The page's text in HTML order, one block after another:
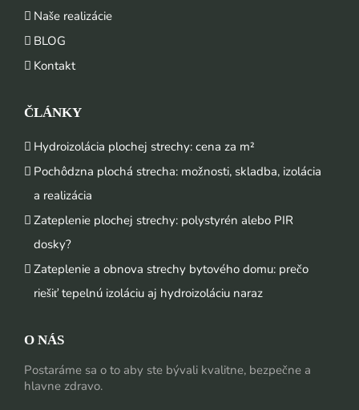
Naše realizácie
BLOG
Kontakt
ČLÁNKY
Hydroizolácia plochej strechy: cena za m²
Pochôdzna plochá strecha: možnosti, skladba, izolácia
a realizácia
Zateplenie plochej strechy: polystyrén alebo PIR
dosky?
Zateplenie a obnova strechy bytového domu: prečo
riešiť tepelnú izoláciu aj hydroizoláciu naraz
O NÁS
Postaráme sa o to aby ste bývali kvalitne, bezpečne a
hlavne zdravo.